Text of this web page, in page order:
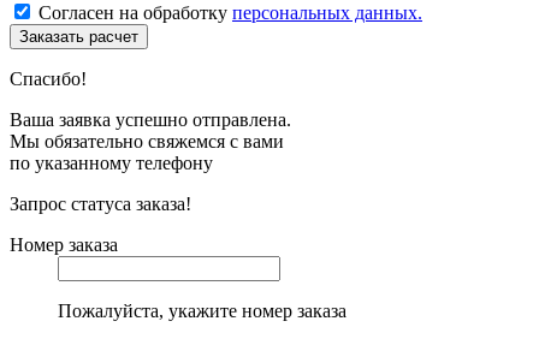
Согласен на обработку персональных данных.
Спасибо!
Ваша заявка успешно отправлена.
Мы обязательно свяжемся с вами
по указанному телефону
Запрос статуса заказа!
Номер заказа
Пожалуйста, укажите номер заказа